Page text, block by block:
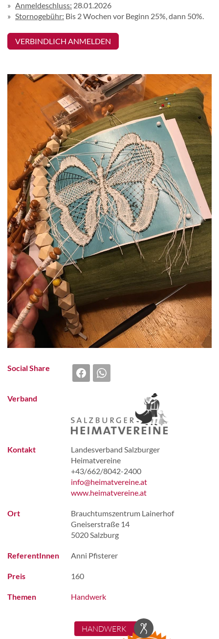
HANDWERK
Anmeldeschluss: 28.01.2026
Stornogebühr: Bis 2 Wochen vor Beginn 25%, dann 50%.
VERBINDLICH ANMELDEN
Social Share
Verband
Kontakt
Landesverband Salzburger
Heimatvereine
+43/662/8042-2400
info@heimatvereine.at
www.heimatvereine.at
Ort
Brauchtumszentrum Lainerhof
Gneiserstraße 14
5020 Salzburg
ReferentInnen Anni Pfisterer
Preis 160
Themen Handwerk